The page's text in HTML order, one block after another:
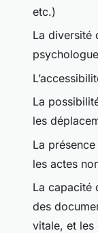
etc.)
La diversité
La
les
La
les actes
La capacité
des
vitale, et